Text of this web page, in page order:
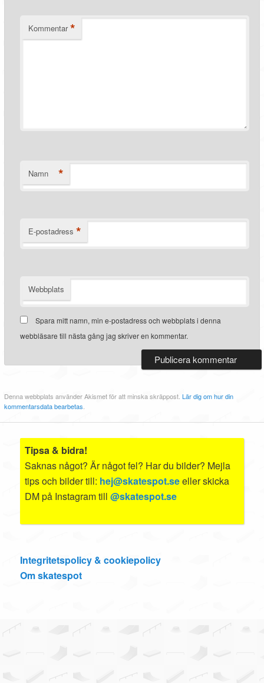
Kommentar *
Namn *
E-postadress *
Webbplats
Spara mitt namn, min e-postadress och webbplats i denna
webbläsare till nästa gång jag skriver en kommentar.
Denna webbplats använder Akismet för att minska skräppost.Lär dig om hur din
kommentarsdata bearbetas.
Tipsa & bidra!
Saknas något? Är något fel? Har du bilder? Mejla
tips och bilder till: hej@skatespot.seeller skicka
DM på Instagram till@skatespot.se
Integritetspolicy & cookiepolicy
Om skatespot